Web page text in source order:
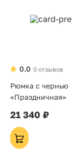
0 отзывов
0.0
Рюмка с чернью
«Праздничная»
21 340 ₽